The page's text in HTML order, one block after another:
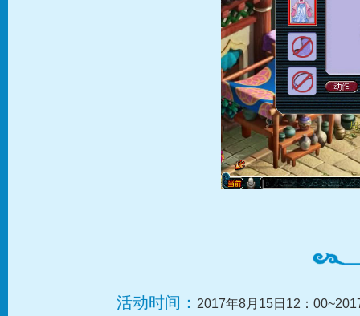
活动时间： 2017年8月15日12：